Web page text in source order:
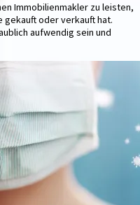
Immobilienmakler zu leisten,
gekauft oder verkauft hat.
aufwendig sein und